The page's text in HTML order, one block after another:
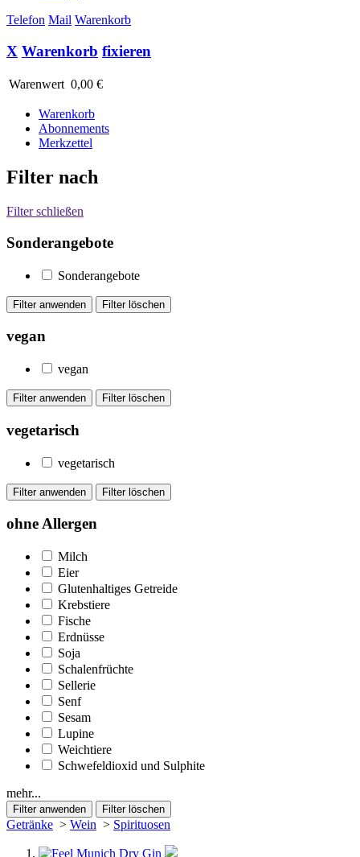
Telefon Mail Warenkorb
X Warenkorb fixieren
Warenwert 0,00 €
Warenkorb
Abonnements
Merkzettel
Filter nach
Filter schließen
Sonderangebote
Sonderangebote
vegan
vegan
vegetarisch
vegetarisch
ohne Allergen
Milch
Eier
Glutenhaltiges Getreide
Krebstiere
Fische
Erdnüsse
Soja
Schalenfrüchte
Sellerie
Senf
Sesam
Lupine
Weichtiere
Schwefeldioxid und Sulphite
mehr...
Getränke > Wein > Spirituosen